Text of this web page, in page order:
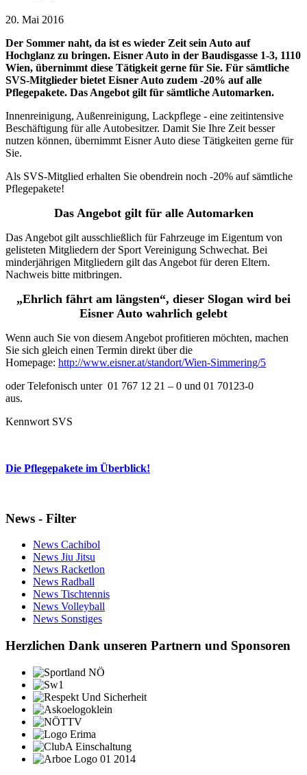
20. Mai 2016
Der Sommer naht, da ist es wieder Zeit sein Auto auf
Hochglanz zu bringen. Eisner Auto in der Baudisgasse 1-3, 1110
Wien, übernimmt diese Tätigkeit gerne für Sie. Für sämtliche
SVS-Mitglieder bietet Eisner Auto zudem -20% auf alle
Pflegepakete. Das Angebot gilt für sämtliche Automarken.
Innenreinigung, Außenreinigung, Lackpflege - eine zeitintensive
Beschäftigung für alle Autobesitzer. Damit Sie Ihre Zeit besser
nutzen können, übernimmt Eisner Auto diese Tätigkeiten gerne für
Sie.
Als SVS-Mitglied erhalten Sie obendrein noch -20% auf sämtliche
Pflegepakete!
Das Angebot gilt für alle Automarken
Das Angebot gilt ausschließlich für Fahrzeuge im Eigentum von
gelisteten Mitgliedern der Sport Vereinigung Schwechat. Bei
minderjährigen Mitgliedern gilt das Angebot für deren Eltern.
Nachweis bitte mitbringen.
„Ehrlich fährt am längsten“, dieser Slogan wird bei
Eisner Auto wahrlich gelebt
Wenn auch Sie von diesem Angebot profitieren möchten, machen
Sie sich gleich einen Termin direkt über die
Homepage: http://www.eisner.at/standort/Wien-Simmering/5
oder Telefonisch unter 01 767 12 21 – 0 und 01 70123-0
aus.
Kennwort SVS
Die Pflegepakete im Überblick!
News - Filter
News Cachibol
News Jiu Jitsu
News Racketlon
News Radball
News Tischtennis
News Volleyball
News Sonstiges
Herzlichen Dank unseren Partnern und Sponsoren